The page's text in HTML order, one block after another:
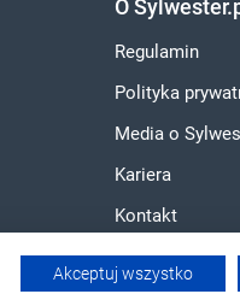
O
Regulamin
Polityka
Media o
Kariera
Kontakt
Akceptuj wszystko